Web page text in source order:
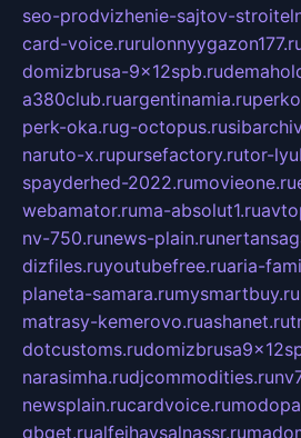
seo-prodvizhenie-sajtov-
card-voice.ru
domizbrusa-9x12spb.ru
a380club.ruargentinamia.ru
perk-oka.rug-octopus.ru
naruto-x.rupursefactory.rutor-
spayderhed-2022.rumovieone.ru
webamator.ruma-absolut1.ru
nv-750.runews-plain.ru
dizfiles.ruyoutubefree.ruaria-
planeta-samara.rumysmartbuy.ru
matrasy-kemerovo.ruashanet.ru
dotcustoms.ru
narasimha.rudjcommodities.ru
newsplain.rucardvoice.ru
gbget.rualfeihavsalnassr.ru